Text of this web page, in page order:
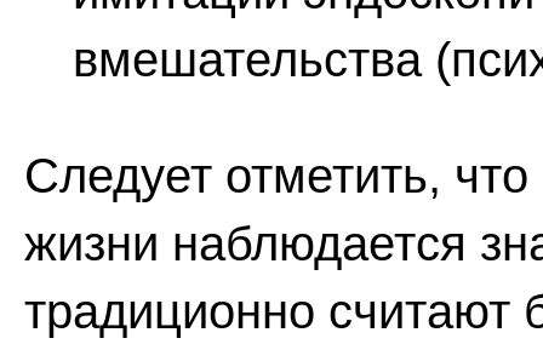
вмешательства
Следует отметить,
жизни наблюдается
традиционно считают